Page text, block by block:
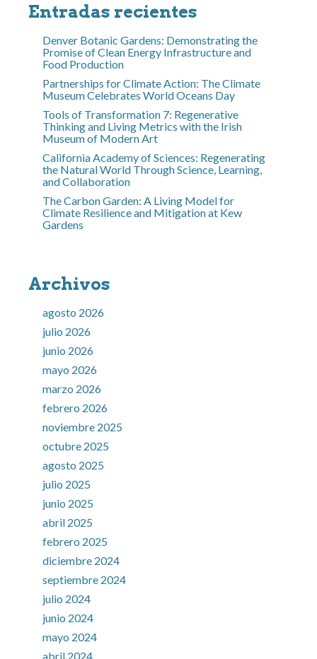
Entradas recientes
Denver Botanic Gardens: Demonstrating the
Promise of Clean Energy Infrastructure and
Food Production
Partnerships for Climate Action: The Climate
Museum Celebrates World Oceans Day
Tools of Transformation 7: Regenerative
Thinking and Living Metrics with the Irish
Museum of Modern Art
California Academy of Sciences: Regenerating
the Natural World Through Science, Learning,
and Collaboration
The Carbon Garden: A Living Model for
Climate Resilience and Mitigation at Kew
Gardens
Archivos
agosto 2026
julio 2026
junio 2026
mayo 2026
marzo 2026
febrero 2026
noviembre 2025
octubre 2025
agosto 2025
julio 2025
junio 2025
abril 2025
febrero 2025
diciembre 2024
septiembre 2024
julio 2024
junio 2024
mayo 2024
abril 2024